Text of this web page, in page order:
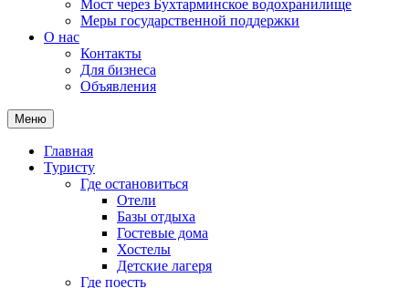
Мост через Бухтарминское водохранилище
Меры государственной поддержки
О нас
Контакты
Для бизнеса
Объявления
Меню
Главная
Туристу
Где остановиться
Отели
Базы отдыха
Гостевые дома
Хостелы
Детские лагеря
Где поесть